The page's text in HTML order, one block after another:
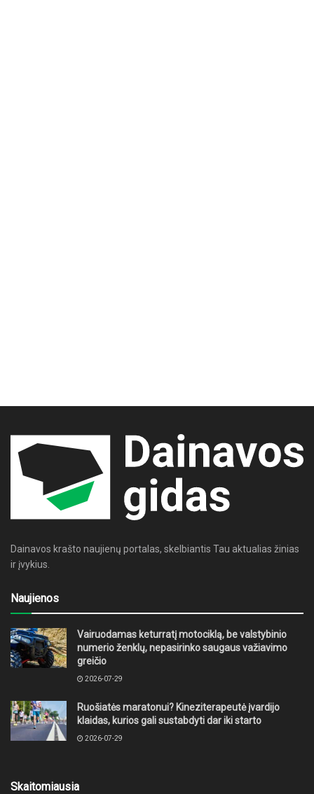
Dainavos krašto naujienų portalas, skelbiantis Tau aktualias žinias
ir įvykius.
Naujienos
Vairuodamas keturratį motociklą, be valstybinio
numerio ženklų, nepasirinko saugaus važiavimo
greičio
2026-07-29
Ruošiatės maratonui? Kineziterapeutė įvardijo
klaidas, kurios gali sustabdyti dar iki starto
2026-07-29
Skaitomiausia